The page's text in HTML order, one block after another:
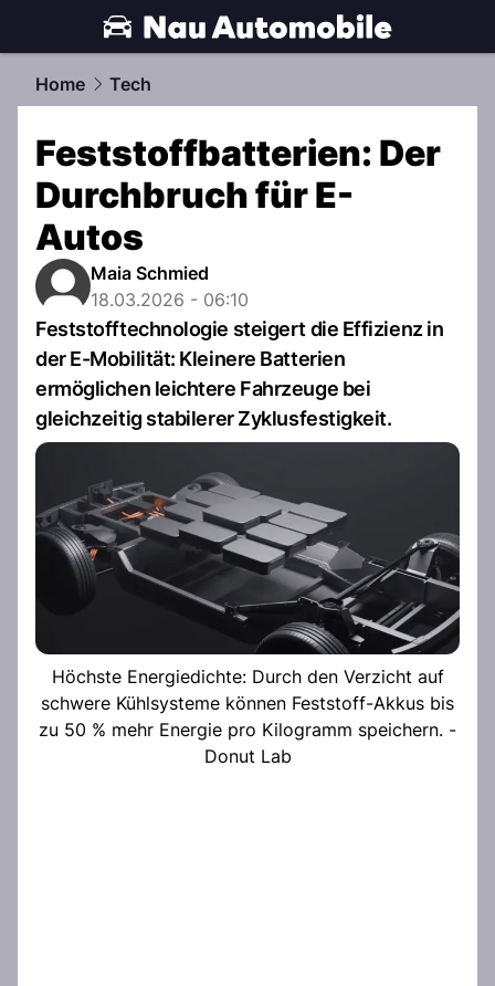
automobile.NAU.ch
Home Tech
Feststoffbatterien: Der
Durchbruch für E-
Autos
Maia Schmied
18.03.2026 - 06:10
Feststofftechnologie steigert die Effizienz in
der E-Mobilität: Kleinere Batterien
ermöglichen leichtere Fahrzeuge bei
gleichzeitig stabilerer Zyklusfestigkeit.
Höchste Energiedichte: Durch den Verzicht auf
schwere Kühlsysteme können Feststoff-Akkus bis
zu 50 % mehr Energie pro Kilogramm speichern. -
Donut Lab